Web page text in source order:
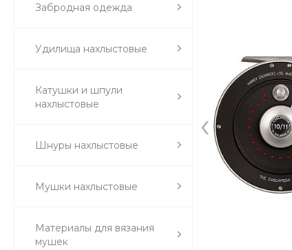
Забродная одежда
Удилища нахлыстовые
Катушки и шпули
нахлыстовые
Шнуры нахлыстовые
Мушки нахлыстовые
Материалы для вязания
мушек
‹